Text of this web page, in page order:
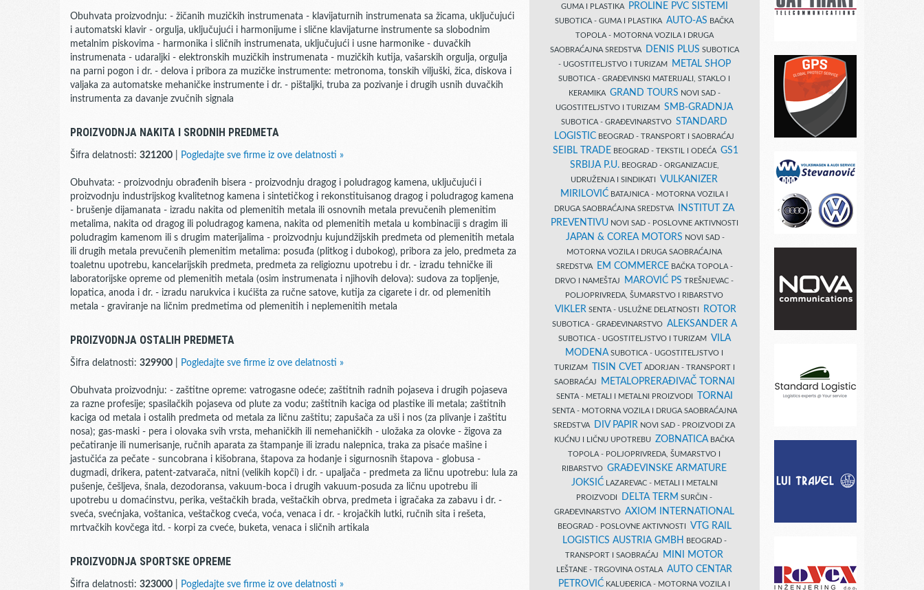
Obuhvata proizvodnju: - žičanih muzičkih instrumenata - klavijaturnih instrumenata sa žicama, uključujući
i automatski klavir - orgulja, uključujući i harmonijume i slične klavijaturne instrumente sa slobodnim
metalnim piskovima - harmonika i sličnih instrumenata, uključujući i usne harmonike - duvačkih
instrumenata - udaraljki - elektronskih muzičkih instrumenata - muzičkih kutija, vašarskih orgulja, orgulja
na parni pogon i dr. - delova i pribora za muzičke instrumente: metronoma, tonskih viljuški, žica, diskova i
valjaka za automatske mehaničke instrumente i dr. - pištaljki, truba za pozivanje i drugih usnih duvačkih
instrumenta za davanje zvučnih signala
PROIZVODNJA NAKITA I SRODNIH PREDMETA
Šifra delatnosti: 321200 Pogledajte sve firme iz ove delatnosti »
Obuhvata: - proizvodnju obrađenih bisera - proizvodnju dragog i poludragog kamena, uključujući i
proizvodnju industrijskog kvalitetnog kamena i sintetičkog i rekonstituisanog dragog i poludragog kamena
- brušenje dijamanata - izradu nakita od plemenitih metala ili osnovnih metala prevučenih plemenitim
metalima, nakita od dragog ili poludragog kamena, nakita od plemenitih metala u kombinaciji s dragim ili
poludragim kamenom ili s drugim materijalima - proizvodnju kujundžijskih predmeta od plemenitih metala
ili drugih metala prevučenih plemenitim metalima: posuđa (plitkog i dubokog), pribora za jelo, predmeta za
toaletnu upotrebu, kancelarijskih predmeta, predmeta za religioznu upotrebu i dr. - izradu tehničke ili
laboratorijske opreme od plemenitih metala (osim instrumenata i njihovih delova): sudova za topljenje,
lopatica, anoda i dr. - izradu narukvica i kućišta za ručne satove, kutija za cigarete i dr. od plemenitih
metala - graviranje na ličnim predmetima od plemenitih i neplemenitih metala
PROIZVODNJA OSTALIH PREDMETA
Šifra delatnosti: 329900 Pogledajte sve firme iz ove delatnosti »
Obuhvata proizvodnju: - zaštitne opreme: vatrogasne odeće; zaštitnih radnih pojaseva i drugih pojaseva
za razne profesije; spasilačkih pojaseva od plute za vodu; zaštitnih kaciga od plastike ili metala; zaštitnih
kaciga od metala i ostalih predmeta od metala za ličnu zaštitu; zapušača za uši i nos (za plivanje i zaštitu
nosa); gas-maski - pera i olovaka svih vrsta, mehaničkih ili nemehaničkih - uložaka za olovke - žigova za
pečatiranje ili numerisanje, ručnih aparata za štampanje ili izradu nalepnica, traka za pisaće mašine i
jastučića za pečate - suncobrana i kišobrana, štapova za hodanje i sigurnosnih štapova - globusa -
dugmadi, drikera, patent-zatvarača, nitni (velikih kopči) i dr. - upaljača - predmeta za ličnu upotrebu: lula za
pušenje, češljeva, šnala, dezodoransa, vakuum-boca i drugih vakuum-posuda za ličnu upotrebu ili
upotrebu u domaćinstvu, perika, veštačkih brada, veštačkih obrva, predmeta i igračaka za zabavu i dr. -
sveća, svećnjaka, voštanica, veštačkog cveća, voća, venaca i dr. - krojačkih lutki, ručnih sita i rešeta,
mrtvačkih kovčega itd. - korpi za cveće, buketa, venaca i sličnih artikala
PROIZVODNJA SPORTSKE OPREME
Šifra delatnosti: 323000 Pogledajte sve firme iz ove delatnosti »
GUMA I PLASTIKA
PROLINE PVC SISTEMI
SUBOTICA - GUMA I PLASTIKA AUTO-AS BAČKA
TOPOLA - MOTORNA VOZILA I DRUGA
SAOBRAĆAJNA SREDSTVA
DENIS PLUS SUBOTICA
- UGOSTITELJSTVO I TURIZAM
METAL SHOP
SUBOTICA - GRAĐEVINSKI MATERIJALI, STAKLO I
KERAMIKA GRAND TOURS NOVI SAD -
UGOSTITELJSTVO I TURIZAM SMB-GRADNJA
SUBOTICA - GRAĐEVINARSTVO STANDARD
LOGISTIC BEOGRAD - TRANSPORT I SAOBRAĆAJ
SEIBL TRADE BEOGRAD - TEKSTIL I ODEĆA GS1
SRBIJA P.U.BEOGRAD - ORGANIZACIJE,
UDRUŽENJA I SINDIKATI VULKANIZER
MIRILOVIĆ BATAJNICA - MOTORNA VOZILA I
DRUGA SAOBRAĆAJNA SREDSTVA
INSTITUT ZA
PREVENTIVUNOVI SAD - POSLOVNE AKTIVNOSTI
JAPAN & COREA MOTORS NOVI SAD -
MOTORNA VOZILA I DRUGA SAOBRAĆAJNA
SREDSTVA
EM COMMERCE BAČKA TOPOLA -
DRVO I NAMEŠTAJ
MAROVIĆ PS TREŠNJEVAC -
POLJOPRIVREDA, ŠUMARSTVO I RIBARSTVO
VIKLER SENTA - USLUŽNE DELATNOSTI ROTOR
SUBOTICA - GRAĐEVINARSTVO ALEKSANDER A
SUBOTICA - UGOSTITELJSTVO I TURIZAM VILA
MODENA SUBOTICA - UGOSTITELJSTVO I
TURIZAM
TISIN CVET
ADORJAN - TRANSPORT I
SAOBRAĆAJ
METALOPRERAĐIVAČ TORNAI
SENTA - METALI I METALNI PROIZVODI TORNAI
SENTA - MOTORNA VOZILA I DRUGA SAOBRAĆAJNA
SREDSTVA
DIV PAPIR NOVI SAD - PROIZVODI ZA
KUĆNU I LIČNU UPOTREBU ZOBNATICA BAČKA
TOPOLA - POLJOPRIVREDA, ŠUMARSTVO I
RIBARSTVO GRAĐEVINSKE ARMATURE
JOKSIĆLAZAREVAC - METALI I METALNI
PROIZVODI
DELTA TERM SURČIN -
GRAĐEVINARSTVO AXIOM INTERNATIONAL
BEOGRAD - POSLOVNE AKTIVNOSTI VTG RAIL
LOGISTICS AUSTRIA GMBH
BEOGRAD -
TRANSPORT I SAOBRAĆAJ
MINI MOTOR
LEŠTANE - TRGOVINA OSTALA AUTO CENTAR
PETROVIĆ KALUĐERICA - MOTORNA VOZILA I